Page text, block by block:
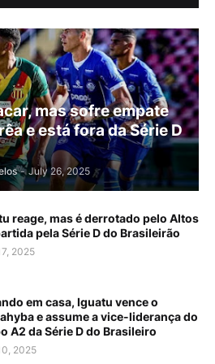
mas sofre empate
e está fora da Série D
- July 26, 2025
reage, mas é derrotado pelo Altos
pela Série D do Brasileirão
2025
em casa, Iguatu vence o
e assume a vice-liderança do
A2 da Série D do Brasileiro
2025